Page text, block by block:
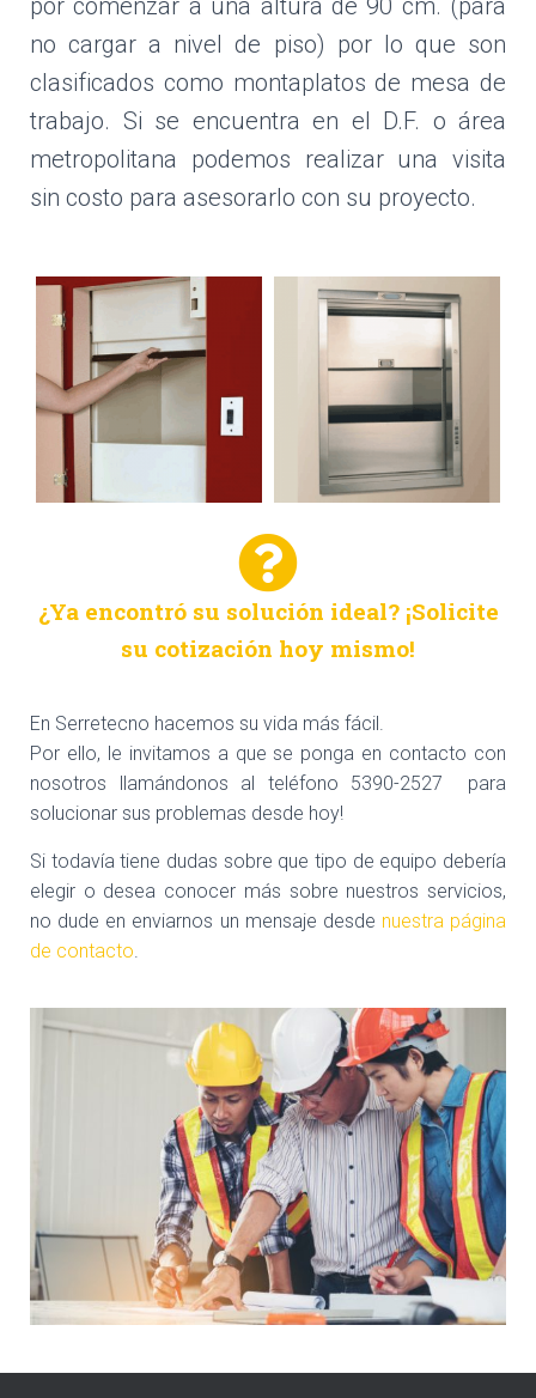
por comenzar a una altura de 90 cm. (para
no cargar a nivel de piso) por lo que son
clasificados como montaplatos de mesa de
trabajo. Si se encuentra en el D.F. o área
metropolitana podemos realizar una visita
sin costo para asesorarlo con su proyecto.
¿Ya encontró su solución ideal? ¡Solicite
su cotización hoy mismo!
En Serretecno hacemos su vida más fácil.
Por ello, le invitamos a que se ponga en contacto con
nosotros llamándonos al teléfono 5390-2527 para
solucionar sus problemas desde hoy!
Si todavía tiene dudas sobre que tipo de equipo debería
elegir o desea conocer más sobre nuestros servicios,
no dude en enviarnos un mensaje desde nuestra página
de contacto.